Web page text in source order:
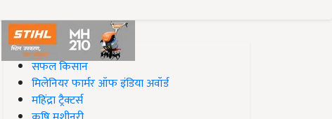
#Top on Krishi Jagran
सफल किसान
मिलेनियर फार्मर ऑफ इंडिया अवॉर्ड
महिंद्रा ट्रैक्टर्स